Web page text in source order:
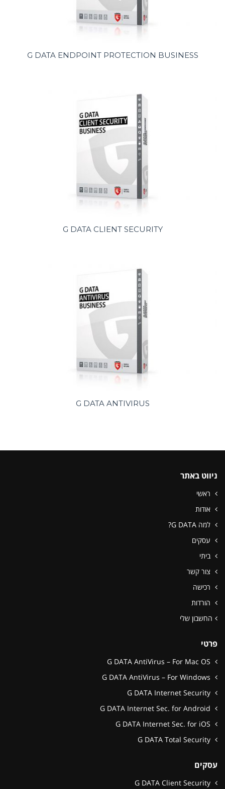
G DATA ENDPOINT PROTECTION BUSINESS
G DATA CLIENT SECURITY
G DATA ANTIVIRUS
ניווט באתר
ראשי
אודות
למה G DATA?
עסקים
ביתי
צור קשר
רכישה
הורדות
החשבון שלי
פרטי
עסקים